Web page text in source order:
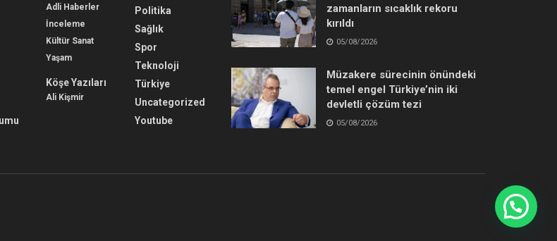
Adli Haberler
İnceleme
Kültür Sanat
Yaşam
Köşe Yazıları
Ali Kişmir
Politika
Sağlık
Spor
Teknoloji
Türkiye
Uncategorized
Youtube
zamanların sıcaklık rekoru
kırıldı
05/08/2026
Müzakere sürecinin önündeki
temel engel Türkiye’nin iki
devletli çözüm tezi
05/08/2026